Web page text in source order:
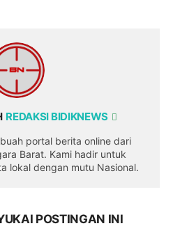
REDAKSI BIDIKNEWS
portal berita online dari
Barat. Kami hadir untuk
lokal dengan mutu Nasional.
POSTINGAN INI